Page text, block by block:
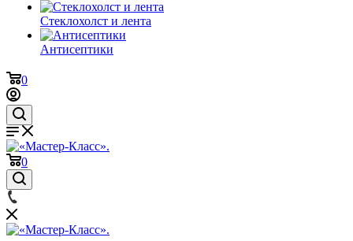
Стеклохолст и лента
Антисептики
0
0